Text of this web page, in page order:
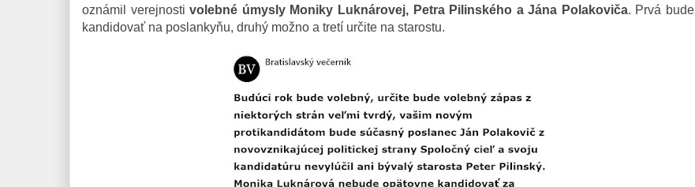
oznámil verejnostivolebné úmysly Moniky Luknárovej, Petra Pilinského a Jána Polakoviča. Prvá bude
kandidovať na poslankyňu, druhý možno a tretí určite na starostu.